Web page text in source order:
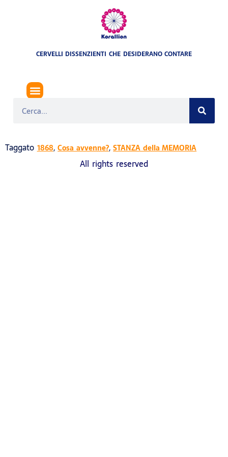
CERVELLI DISSENZIENTI CHE DESIDERANO CONTARE
Taggato 1868,Cosa avvenne?,STANZA della MEMORIA
All rights reserved